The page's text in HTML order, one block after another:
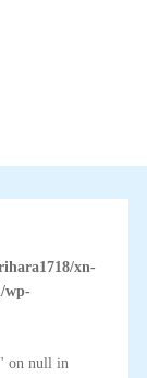
xn-
wp-
on null in